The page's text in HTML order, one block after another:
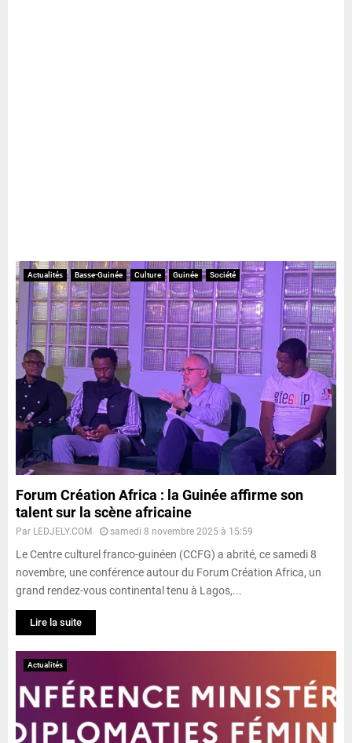
Actualités Basse-Guinée Culture Guinée Société
Forum Création Africa : la Guinée affirme son
talent sur la scène africaine
Par LEDJELY.COM samedi 8 novembre 2025 à 15:59
Le Centre culturel franco-guinéen (CCFG) a abrité, ce samedi 8
novembre, une conférence autour du Forum Création Africa, un
grand rendez-vous continental tenu à Lagos,...
Lire la suite
Actualités